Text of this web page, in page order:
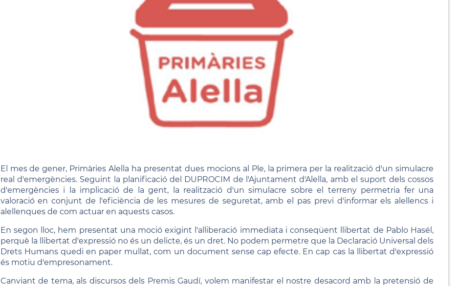
El mes de gener, Primàries Alella ha presentat dues mocions al Ple, la primera per la realització d'un simulacre
real d'emergències. Seguint la planificació del DUPROCIM de l'Ajuntament d'Alella, amb el suport dels cossos
d'emergències i la implicació de la gent, la realització d'un simulacre sobre el terreny permetria fer una
valoració en conjunt de l'eficiència de les mesures de seguretat, amb el pas previ d'informar els alellencs i
alellenques de com actuar en aquests casos.
En segon lloc, hem presentat una moció exigint l'alliberació immediata i conseqüent llibertat de Pablo Hasél,
perquè la llibertat d'expressió no és un delicte, és un dret. No podem permetre que la Declaració Universal dels
Drets Humans quedi en paper mullat, com un document sense cap efecte. En cap cas la llibertat d'expressió
és motiu d'empresonament.
Canviant de tema, als discursos dels Premis Gaudí, volem manifestar el nostre desacord amb la pretensió de